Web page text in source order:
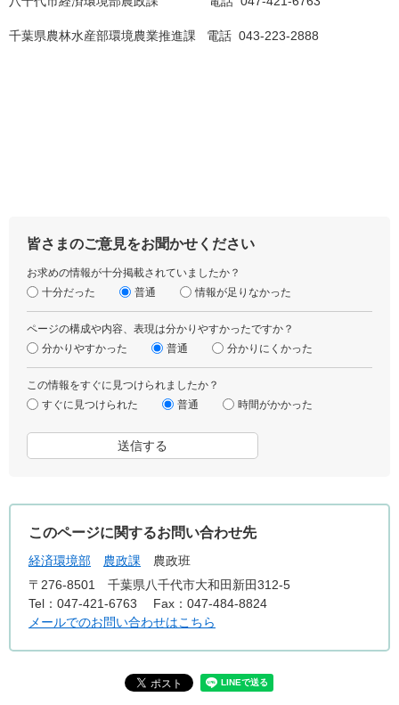
千葉県農林水産部環境農業推進課 電話 043-223-2888
皆さまのご意見をお聞かせください
お求めの情報が十分掲載されていましたか？
十分だった
普通 情報が足りなかった
ページの構成や内容、表現は分かりやすかったですか？
分かりやすかった
普通 分かりにくかった
この情報をすぐに見つけられましたか？
すぐに見つけられた
普通 時間がかかった
このページに関するお問い合わせ先
経済環境部 農政課
農政班
〒276-8501
千葉県八千代市大和田新田312-5
Tel：047-421-6763
Fax：047-484-8824
メールでのお問い合わせはこちら